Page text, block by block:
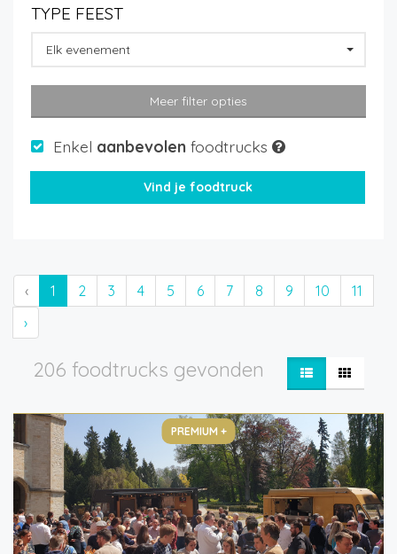
TYPE FEEST
Elk evenement
Meer filter opties
Enkel aanbevolen foodtrucks
‹ 1 2 3 4 5 6 7 8 9 10
11
›
206 foodtrucks gevonden
PREMIUM +